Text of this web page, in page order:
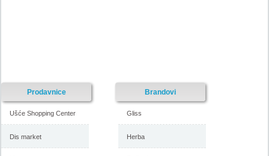
Prodavnice
Ušće Shopping Center
Dis market
Brandovi
Gliss
Herba